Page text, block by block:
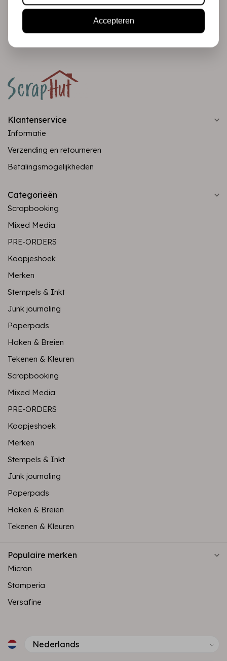
Klantenservice
Informatie
Verzending en retourneren
Betalingsmogelijkheden
Categorieën
Scrapbooking
Mixed Media
PRE-ORDERS
Koopjeshoek
Merken
Stempels & Inkt
Junk journaling
Paperpads
Haken & Breien
Tekenen & Kleuren
Scrapbooking
Mixed Media
PRE-ORDERS
Koopjeshoek
Merken
Stempels & Inkt
Junk journaling
Paperpads
Haken & Breien
Tekenen & Kleuren
Populaire merken
Micron
Stamperia
Versafine
Accepteren